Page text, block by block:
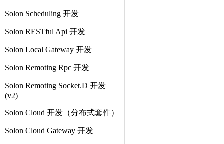
Solon Scheduling 开发
Solon RESTful Api 开发
Solon Local Gateway 开发
Solon Remoting Rpc 开发
Solon Remoting Socket.D 开发
(v2)
Solon Cloud 开发（分布式套件）
Solon Cloud Gateway 开发